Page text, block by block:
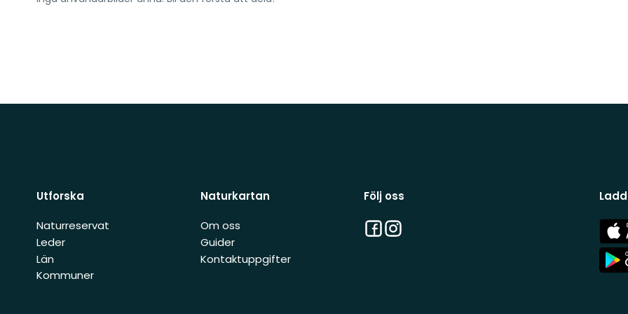
Utforska
Naturreservat
Leder
Län
Kommuner
Naturkartan
Om oss
Guider
Kontaktuppgifter
Följ oss
Facebook
Instagram
App
Store
App
Store